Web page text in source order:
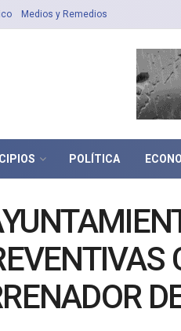
Medios y Remedios
POLÍTICA